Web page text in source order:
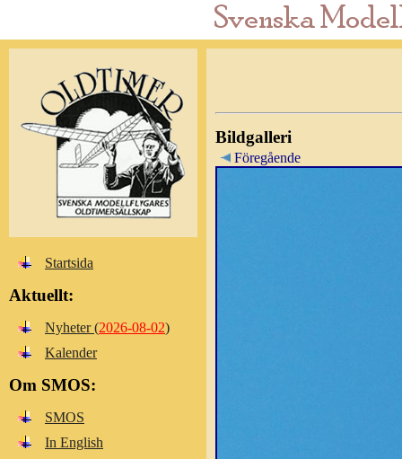
Bildgalleri
Föregående
Startsida
Aktuellt:
Nyheter (2026-08-02)
Kalender
Om SMOS:
SMOS
In English